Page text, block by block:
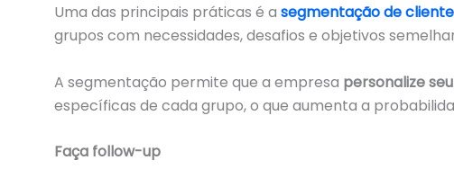
Uma das principais práticas é a segmentação de
grupos com necessidades, desafios e objetivos
A segmentação permite que a empresa personalize
específicas de cada grupo, o que aumenta a
Faça follow-up